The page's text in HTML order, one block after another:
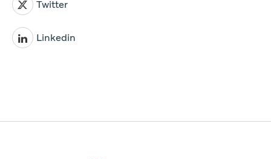
Twitter
Linkedin